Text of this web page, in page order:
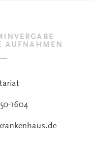
AUFNAHMEN
1604